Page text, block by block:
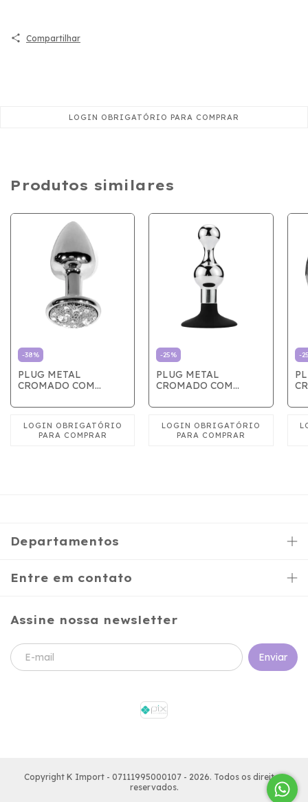
Compartilhar
Produtos similares
-38%
PLUG METAL
CROMADO COM
GRANDE
-25%
PLUG METAL
CROMADO COM
-
Departamentos
Entre em contato
Assine nossa newsletter
Copyright K Import - 07111995000107 - 2026. Todos os direitos
reservados.